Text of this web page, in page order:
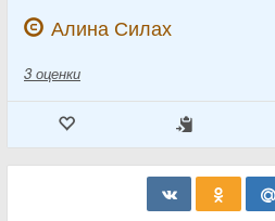
Алина Силах
3 оценки